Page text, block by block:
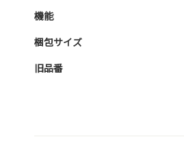
機能
梱包サイズ
旧品番